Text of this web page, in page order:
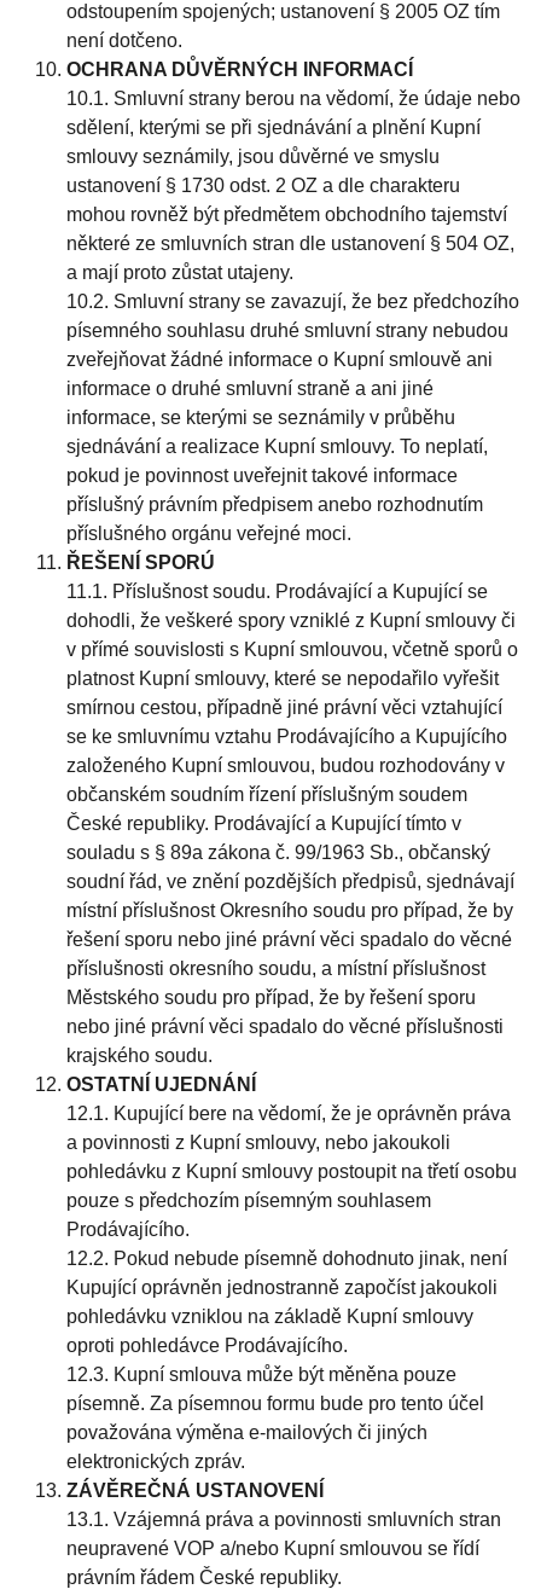
odstoupením spojených; ustanovení § 2005 OZ tím
není dotčeno.
OCHRANA DŮVĚRNÝCH INFORMACÍ
10.1. Smluvní strany berou na vědomí, že údaje nebo
sdělení, kterými se při sjednávání a plnění Kupní
smlouvy seznámily, jsou důvěrné ve smyslu
ustanovení § 1730 odst. 2 OZ a dle charakteru
mohou rovněž být předmětem obchodního tajemství
některé ze smluvních stran dle ustanovení § 504 OZ,
a mají proto zůstat utajeny.
10.2. Smluvní strany se zavazují, že bez předchozího
písemného souhlasu druhé smluvní strany nebudou
zveřejňovat žádné informace o Kupní smlouvě ani
informace o druhé smluvní straně a ani jiné
informace, se kterými se seznámily v průběhu
sjednávání a realizace Kupní smlouvy. To neplatí,
pokud je povinnost uveřejnit takové informace
příslušný právním předpisem anebo rozhodnutím
příslušného orgánu veřejné moci.
ŘEŠENÍ SPORÚ
11.1. Příslušnost soudu. Prodávající a Kupující se
dohodli, že veškeré spory vzniklé z Kupní smlouvy či
v přímé souvislosti s Kupní smlouvou, včetně sporů o
platnost Kupní smlouvy, které se nepodařilo vyřešit
smírnou cestou, případně jiné právní věci vztahující
se ke smluvnímu vztahu Prodávajícího a Kupujícího
založeného Kupní smlouvou, budou rozhodovány v
občanském soudním řízení příslušným soudem
České republiky. Prodávající a Kupující tímto v
souladu s § 89a zákona č. 99/1963 Sb., občanský
soudní řád, ve znění pozdějších předpisů, sjednávají
místní příslušnost Okresního soudu pro případ, že by
řešení sporu nebo jiné právní věci spadalo do věcné
příslušnosti okresního soudu, a místní příslušnost
Městského soudu pro případ, že by řešení sporu
nebo jiné právní věci spadalo do věcné příslušnosti
krajského soudu.
OSTATNÍ UJEDNÁNÍ
12.1. Kupující bere na vědomí, že je oprávněn práva
a povinnosti z Kupní smlouvy, nebo jakoukoli
pohledávku z Kupní smlouvy postoupit na třetí osobu
pouze s předchozím písemným souhlasem
Prodávajícího.
12.2. Pokud nebude písemně dohodnuto jinak, není
Kupující oprávněn jednostranně započíst jakoukoli
pohledávku vzniklou na základě Kupní smlouvy
oproti pohledávce Prodávajícího.
12.3. Kupní smlouva může být měněna pouze
písemně. Za písemnou formu bude pro tento účel
považována výměna e-mailových či jiných
elektronických zpráv.
ZÁVĚREČNÁ USTANOVENÍ
13.1. Vzájemná práva a povinnosti smluvních stran
neupravené VOP a/nebo Kupní smlouvou se řídí
právním řádem České republiky.